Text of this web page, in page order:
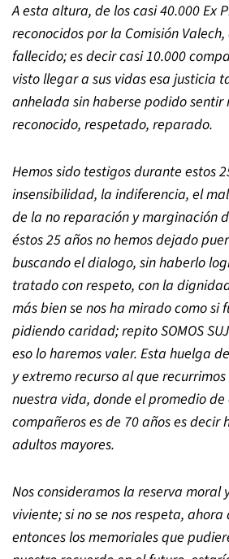
A esta altura, de los casi 40.000 Ex
reconocidos por la Comisión
fallecido; es decir casi 10.000
visto llegar a sus vidas esa justicia
anhelada sin haberse podido sentir
reconocido, respetado, reparado.
Hemos sido testigos durante estos
insensibilidad, la indiferencia, el
de la no reparación y marginación
éstos 25 años no hemos dejado
buscando el dialogo, sin haberlo
tratado con respeto, con la
más bien se nos ha mirado como si
pidiendo caridad; repito SOMOS
eso lo haremos valer. Esta huelga
y extremo recurso al que
nuestra vida, donde el promedio
compañeros es de 70 años es decir
adultos mayores.
Nos consideramos la reserva moral
viviente; si no se nos respeta, ahora
entonces los memoriales que